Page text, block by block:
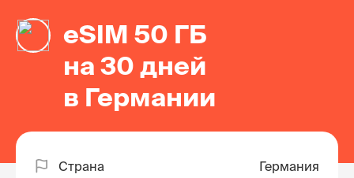
eSIM 50 ГБ
на 30 дней
в Германии
Страна Германия